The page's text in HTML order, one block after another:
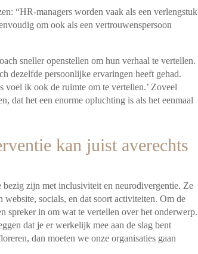
“HR-managers worden vaak als een verlengstuk
om ook als een vertrouwenspersoon
sneller openstellen om hun verhaal te vertellen.
dezelfde persoonlijke ervaringen heeft gehad.
voel ik ook de ruimte om te vertellen.’ Zoveel
dat het een enorme opluchting is als het eenmaal
kan juist averechts
zijn met inclusiviteit en neurodivergentie. Ze
website, socials, en dat soort activiteiten. Om de
spreker in om wat te vertellen over het onderwerp.
dat je er werkelijk mee aan de slag bent
dan moeten we onze organisaties gaan